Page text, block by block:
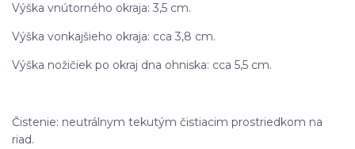
Výška vnútorného okraja: 3,5 cm.
Výška vonkajšieho okraja: cca 3,8 cm.
Výška nožičiek po okraj dna ohniska: cca 5,5 cm.
Čistenie: neutrálnym tekutým čistiacim prostriedkom na
riad.